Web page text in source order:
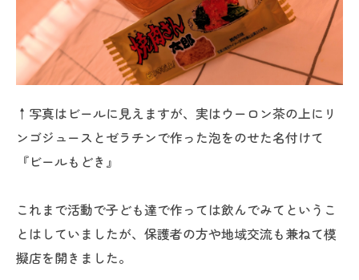
↑写真はビールに見えますが、実はウーロン茶の上にリ
ンゴジュースとゼラチンで作った泡をのせた名付けて
『ビールもどき』
これまで活動で子ども達で作っては飲んでみてというこ
とはしていましたが、保護者の方や地域交流も兼ねて模
擬店を開きました。